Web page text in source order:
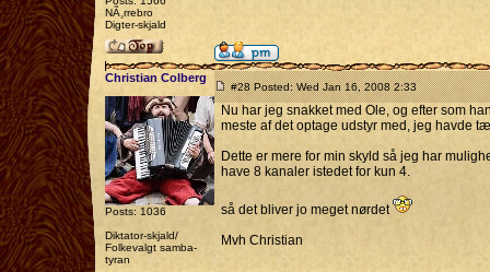
NÃ¸rrebro
Digter-skjald
Christian Colberg
Posts: 1036
Diktator-skjald/
Folkevalgt samba-
tyran
#28 Posted: Wed Jan 16, 2008 2:33
Nu har jeg snakket med Ole, og efter som
meste af det optage udstyr med, jeg havde
Dette er mere for min skyld så jeg har
have 8 kanaler istedet for kun 4.
så det bliver jo meget nørdet
Mvh Christian